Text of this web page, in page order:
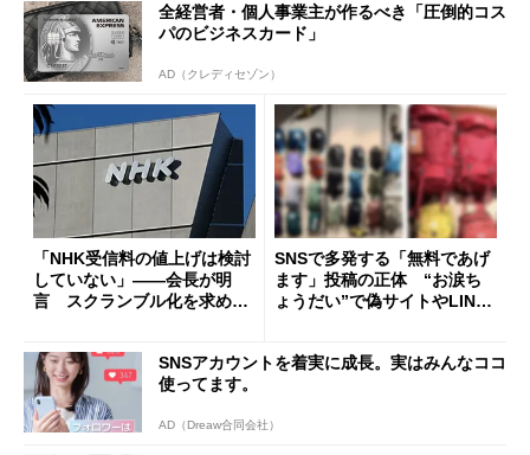
全経営者・個人事業主が作るべき「圧倒的コス
パのビジネスカード」
AD（クレディセゾン）
「NHK受信料の値上げは検討
していない」――会長が明
言 スクランブル化を求める
SNSで多発する「無料であげ
ます」投稿の正体 “お涙ち
ょうだい”で偽サイトやLINE
SNSアカウントを着実に成長。実はみんなココ
使ってます。
AD（Dreaw合同会社）